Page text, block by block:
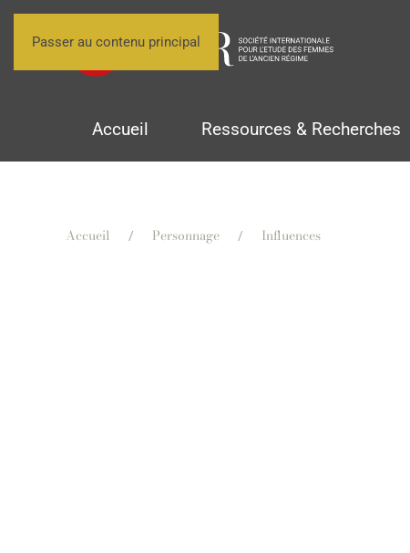
Passer au contenu principal
Accueil Ressources & Recherches
Accueil Personnage Influences